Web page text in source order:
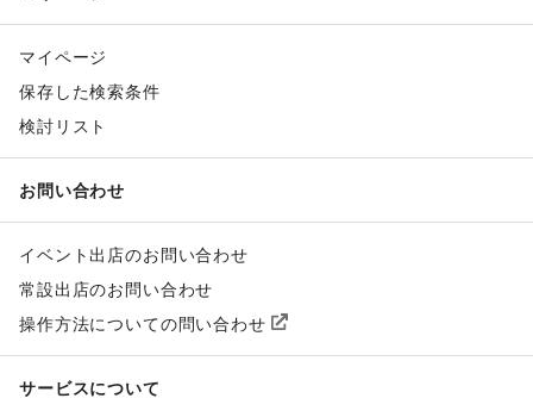
マイページ
保存した検索条件
検討リスト
お問い合わせ
イベント出店のお問い合わせ
常設出店のお問い合わせ
操作方法についての問い合わせ
サービスについて